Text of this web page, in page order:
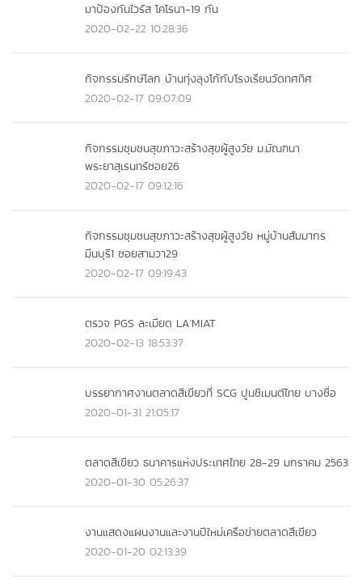
มาป้องกันไวรัส โคโรนา-19 กัน
2020-02-22 10:28:36
กิจกรรมรักษ์โลก บ้านทุ่งลุงโก้กับโรงเรียนวัดทศทิศ
2020-02-17 09:07:09
กิจกรรมชุมชนสุขภาวะสร้างสุขผู้สูงวัย ม.มัณฑนา
พระยาสุเรนทร์ซอย26
2020-02-17 09:12:16
กิจกรรมชุมชนสุขภาวะสร้างสุขผู้สูงวัย หมู่บ้านสัมมากร
มีนบุรี1 ซอยสามวา29
2020-02-17 09:19:43
ตรวจ PGS ละเมียด LA'MIAT
2020-02-13 18:53:37
บรรยากาศงานตลาดสีเขียวที่ SCG ปูนซิเมนต์ไทย บางซื่อ
2020-01-31 21:05:17
ตลาดสีเขียว ธนาคารแห่งประเทศไทย 28-29 มกราคม 2563
2020-01-30 05:26:37
งานแสดงแผนงานและงานปีใหม่เครือข่ายตลาดสีเขียว
2020-01-20 02:13:39